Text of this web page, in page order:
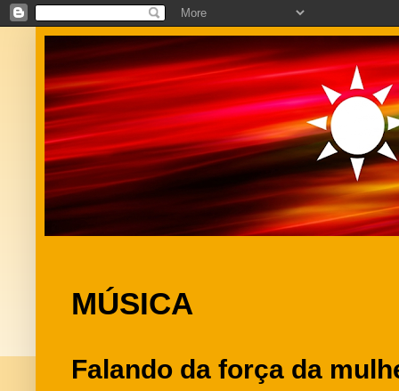
MÚSICA
Falando da força da